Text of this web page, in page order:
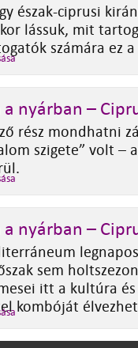
észak-ciprusi
lássuk, mit
számára ez
a nyárban –
rész mondhatni
szigete” volt –
a nyárban –
sem
itt a kultúra és
kombóját